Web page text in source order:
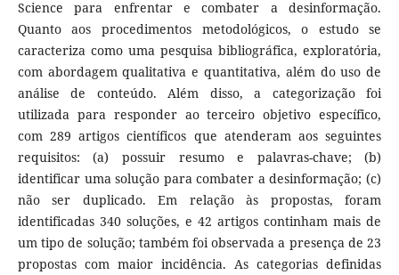
Science para enfrentar e combater a desinformação.
Quanto aos procedimentos metodológicos, o estudo se
caracteriza como uma pesquisa bibliográfica, exploratória,
com abordagem qualitativa e quantitativa, além do uso de
análise de conteúdo. Além disso, a categorização foi
utilizada para responder ao terceiro objetivo específico,
com 289 artigos científicos que atenderam aos seguintes
requisitos: (a) possuir resumo e palavras-chave; (b)
identificar uma solução para combater a desinformação; (c)
não ser duplicado. Em relação às propostas, foram
identificadas 340 soluções, e 42 artigos continham mais de
um tipo de solução; também foi observada a presença de 23
propostas com maior incidência. As categorias definidas